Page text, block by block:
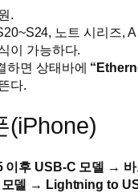
.
노트 시리즈,
이 가능하다.
하면 상태바에
다.
(iPhone)
이후 USB-C 모델 →
모델 → Lightning to